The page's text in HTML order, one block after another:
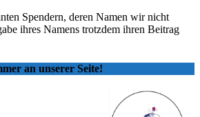
Spendern, deren Namen wir nicht
ihres Namens trotzdem ihren Beitrag
an unserer Seite!